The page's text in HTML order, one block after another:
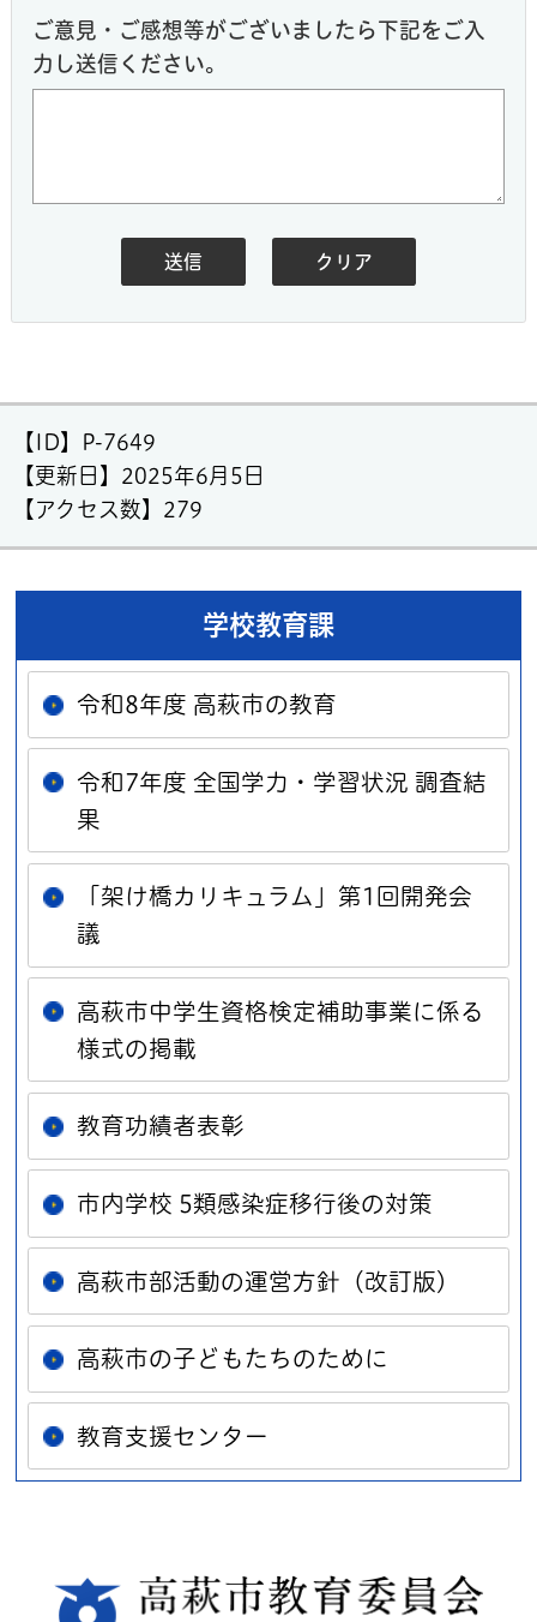
ご意見・ご感想等がございましたら下記をご入
力し送信ください。
【ID】
P-7649
【更新日】 2025年6月5日
【アクセス数】 279
学校教育課
令和8年度 高萩市の教育
令和7年度 全国学力・学習状況 調査結
果
「架け橋カリキュラム」第1回開発会
議
高萩市中学生資格検定補助事業に係る
様式の掲載
教育功績者表彰
市内学校 5類感染症移行後の対策
高萩市部活動の運営方針（改訂版）
高萩市の子どもたちのために
教育支援センター